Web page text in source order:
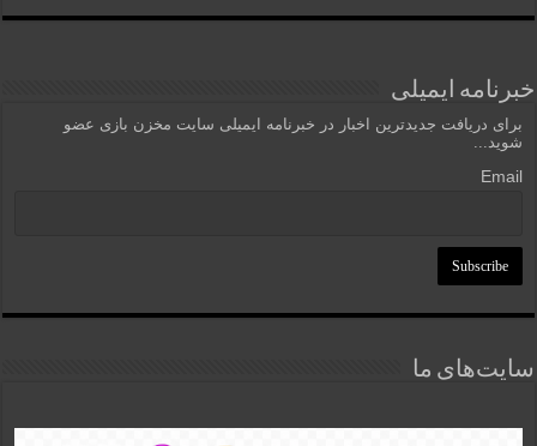
خبرنامه ایمیلی
برای دریافت جدیدترین اخبار در خبرنامه ایمیلی سایت مخزن بازی عضو
شوید...
Email
سایت‌های ما